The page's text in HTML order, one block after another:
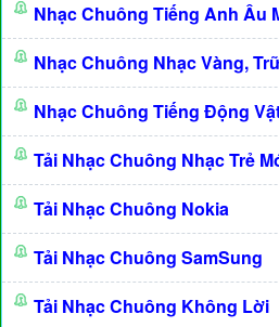
Nhạc Chuông Tiếng Anh Âu
Nhạc Chuông Nhạc Vàng,
Nhạc Chuông Tiếng Động
Tải Nhạc Chuông Nhạc Trẻ
Tải Nhạc Chuông Nokia
Tải Nhạc Chuông SamSung
Tải Nhạc Chuông Không Lời